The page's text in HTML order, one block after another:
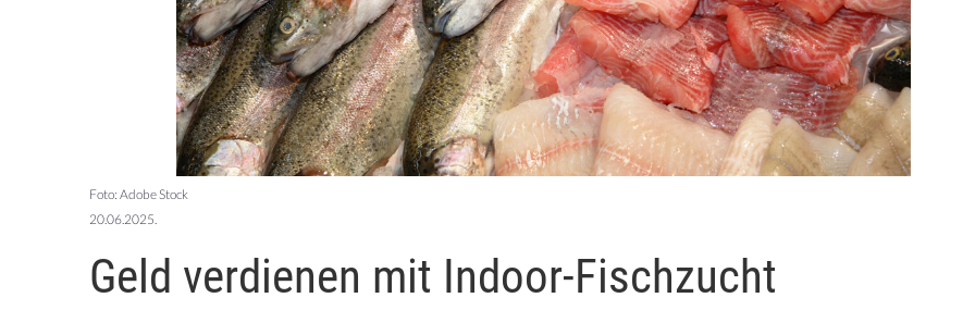
Foto: Adobe Stock
20.06.2025.
Geld verdienen mit Indoor-Fischzucht